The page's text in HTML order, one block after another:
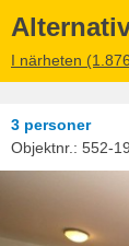
I närheten
3 personer
Objektnr.: 552-